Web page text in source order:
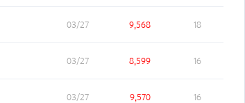
03/27 9,568 18
03/27 8,599 16
03/27 9,570 16